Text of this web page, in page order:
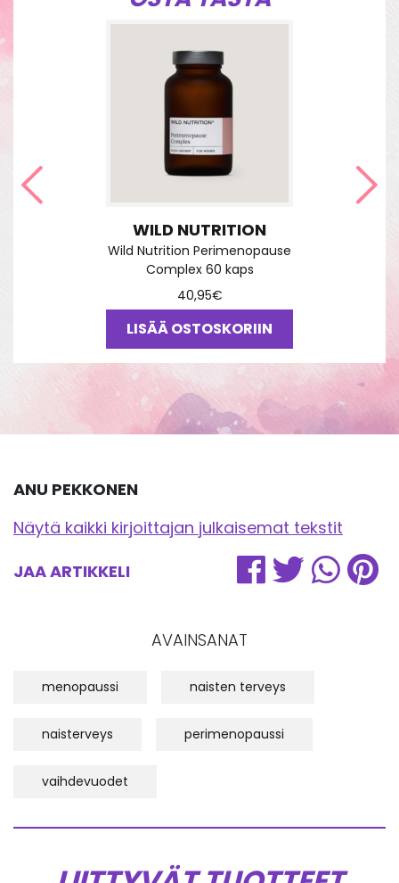
WILD NUTRITION
Wild Nutrition Perimenopause
Complex 60 kaps
40,95€
LISÄÄ OSTOSKORIIN
Edellinen
ANU PEKKONEN
Näytä kaikki kirjoittajan julkaisemat tekstit
JAA ARTIKKELI
AVAINSANAT
menopaussi naisten terveys
naisterveys perimenopaussi
vaihdevuodet